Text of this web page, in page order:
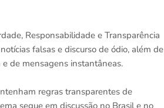
Responsabilidade e Transparência
falsas e discurso de ódio, além de
de mensagens instantâneas.
regras transparentes de
segue em discussão no Brasil e no